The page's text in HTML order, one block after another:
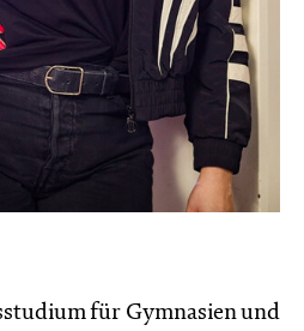
für Gymnasien und